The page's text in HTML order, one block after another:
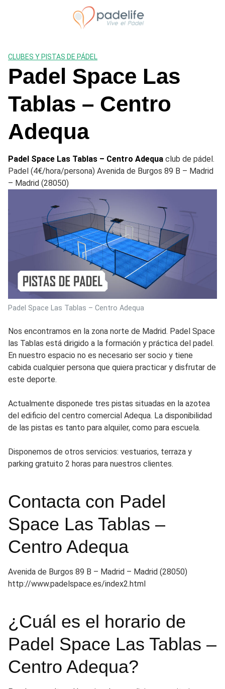
CLUBES Y PISTAS DE PÁDEL
Padel Space Las
Tablas – Centro
Adequa
Padel Space Las Tablas – Centro Adequa club de pádel.
Padel (4€/hora/persona) Avenida de Burgos 89 B – Madrid
– Madrid (28050)
Padel Space Las Tablas – Centro Adequa
Nos encontramos en la zona norte de Madrid. Padel Space
las Tablas está dirigido a la formación y práctica del padel.
En nuestro espacio no es necesario ser socio y tiene
cabida cualquier persona que quiera practicar y disfrutar de
este deporte.
Actualmente disponede tres pistas situadas en la azotea
del edificio del centro comercial Adequa. La disponibilidad
de las pistas es tanto para alquiler, como para escuela.
Disponemos de otros servicios: vestuarios, terraza y
parking gratuito 2 horas para nuestros clientes.
Contacta con Padel
Space Las Tablas –
Centro Adequa
Avenida de Burgos 89 B – Madrid – Madrid (28050)
http://www.padelspace.es/index2.html
¿Cuál es el horario de
Padel Space Las Tablas –
Centro Adequa?